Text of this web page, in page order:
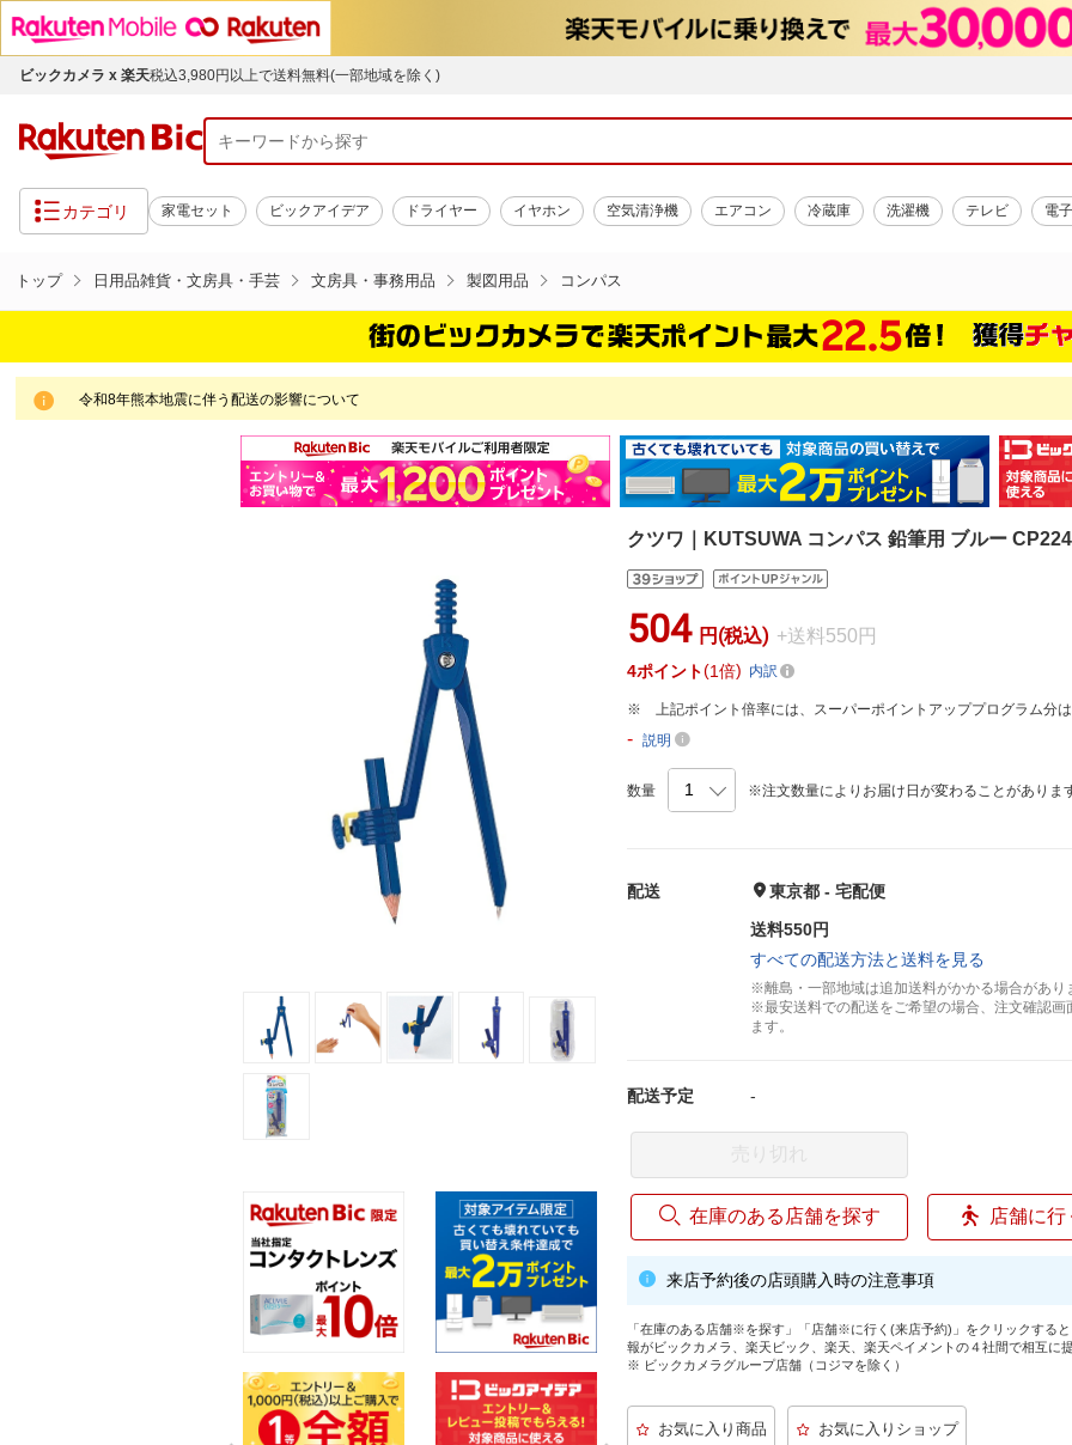
ビックカメラ x 楽天税込3,980円以上で送料無料(一部地域を除く)
カテゴリ 家電セット ビックアイデア ドライヤー イヤホン 空気清浄機 エアコン 冷蔵庫 洗濯機 テレビ 電
トップ 日用品雑貨・文房具・手芸 文房具・事務用品 製図用品 コンパス
令和8年熊本地震に伴う配送の影響について
クツワ｜KUTSUWA コンパス 鉛筆用 ブルー
504 円(税込) +送料550円
4ポイント 1倍 内訳
上記ポイント倍率には、スーパーポイントアッププログラム分
-説明
数量 ※注文数量によりお届け日が変わることがありま
配送
東京都 - 宅配便
送料550円
すべての配送方法と送料を見る
※離島・一部地域は追加送料がかかる場合があり
※最安送料での配送をご希望の場合、注文確認
ます。
配送予定 -
在庫のある店舗を探す 店舗に
来店予約後の店頭購入時の注意事項
「在庫のある店舗※を探す」「店舗※に行く(来店予約)」をクリックする
報がビックカメラ、楽天ビック、楽天、楽天ペイメントの４社間で相互に
※ ビックカメラグループ店舗（コジマを除く）